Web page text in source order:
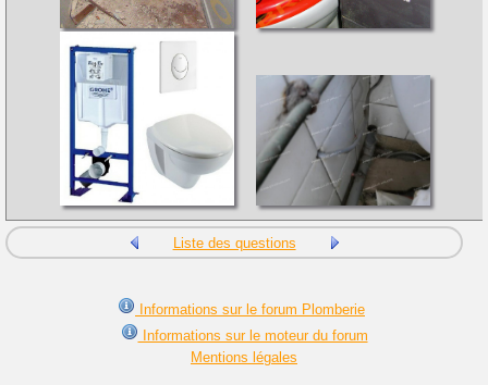
Liste des questions
Informations sur le forum Plomberie
Informations sur le moteur du forum
Mentions légales